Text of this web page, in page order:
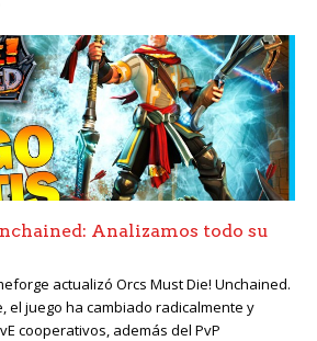
Analizamos todo su
actualizó Orcs Must Die! Unchained.
el juego ha cambiado radicalmente y
cooperativos, además del PvP